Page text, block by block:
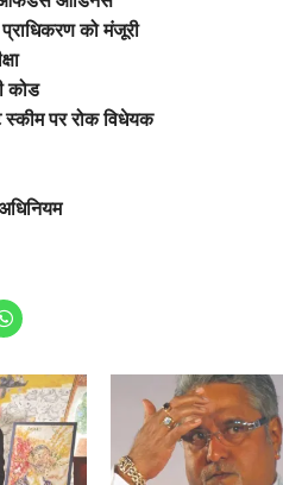
प्राधिकरण को मंजूरी
कोड
पर रोक विधेयक
Click
to
WhatsApp
(Opens
in
new
window)